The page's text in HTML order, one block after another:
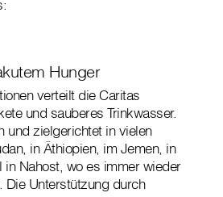
Hunger
verteilt die Caritas
und sauberes Trinkwasser.
und zielgerichtet in vielen
in Äthiopien, im Jemen, in
in Nahost, wo es immer wieder
Die Unterstützung durch